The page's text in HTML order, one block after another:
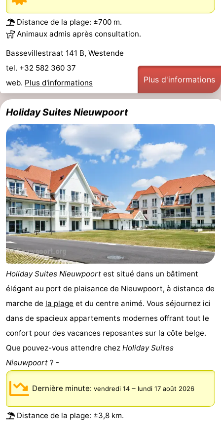
Distance de la plage: ±700 m.
Animaux admis après consultation.
Bassevillestraat 141 B, Westende
tel. +32 582 360 37
web. Plus d'informations Plus d'informations
Holiday Suites Nieuwpoort
Holiday Suites Nieuwpoort est situé dans un bâtiment
élégant au port de plaisance de Nieuwpoort, à distance de
marche de la plage et du centre animé. Vous séjournez ici
dans de spacieux appartements modernes offrant tout le
confort pour des vacances reposantes sur la côte belge.
Que pouvez-vous attendre chez Holiday Suites
Nieuwpoort ? -
Dernière minute: vendredi 14 – lundi 17 août 2026
Distance de la plage: ±3,8 km.